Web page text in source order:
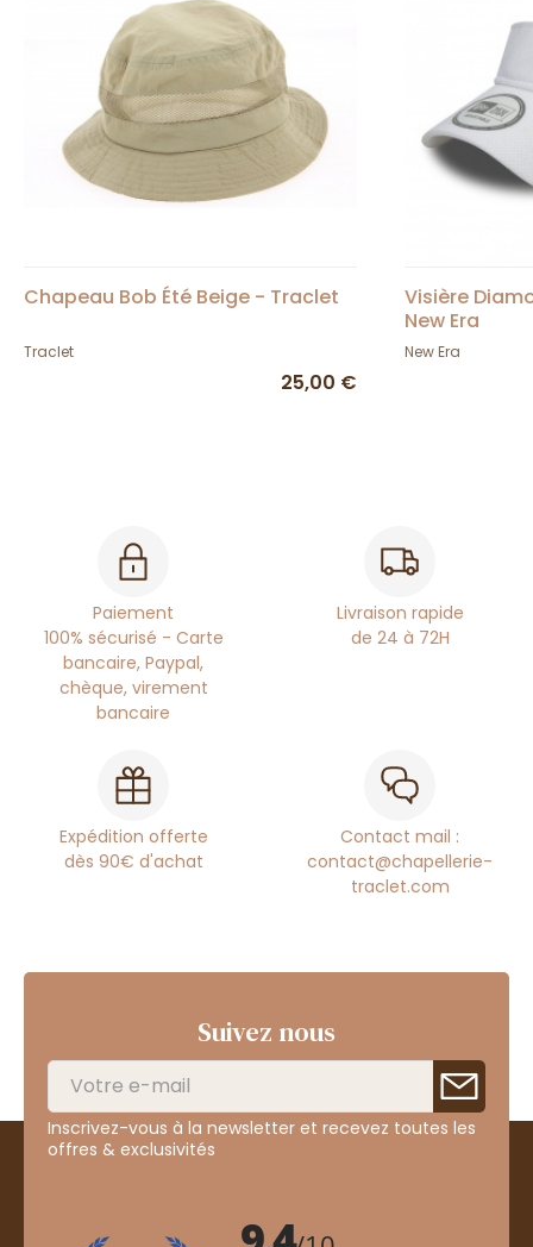
Chapeau Bob Été Beige - Traclet
Traclet
25,00 €
Visière
New Era
New Era
Paiement
100% sécurisé - Carte
bancaire, Paypal,
chèque, virement
bancaire
Livraison rapide
de 24 à 72H
Expédition offerte
dès 90€ d'achat
Contact mail :
contact@chapellerie-
traclet.com
Suivez nous
Inscrivez-vous à la newsletter et recevez toutes les
offres & exclusivités